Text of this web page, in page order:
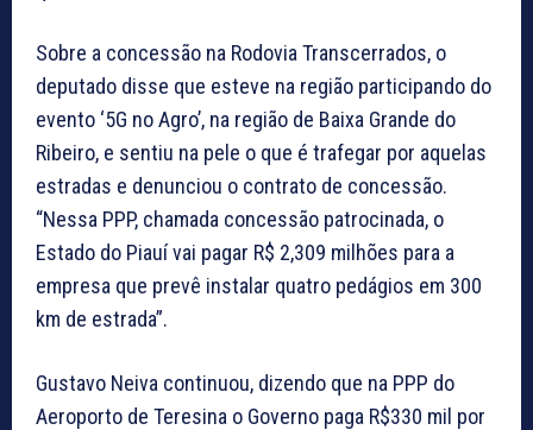
Sobre a concessão na Rodovia Transcerrados, o
deputado disse que esteve na região participando do
evento ‘5G no Agro’, na região de Baixa Grande do
Ribeiro, e sentiu na pele o que é trafegar por aquelas
estradas e denunciou o contrato de concessão.
“Nessa PPP, chamada concessão patrocinada, o
Estado do Piauí vai pagar R$ 2,309 milhões para a
empresa que prevê instalar quatro pedágios em 300
km de estrada”.
Gustavo Neiva continuou, dizendo que na PPP do
Aeroporto de Teresina o Governo paga R$330 mil por